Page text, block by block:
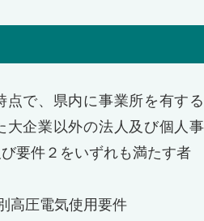
で、県内に事業所を有する
大企業以外の法人及び個人事
要件２をいずれも満たす者
高圧電気使用要件